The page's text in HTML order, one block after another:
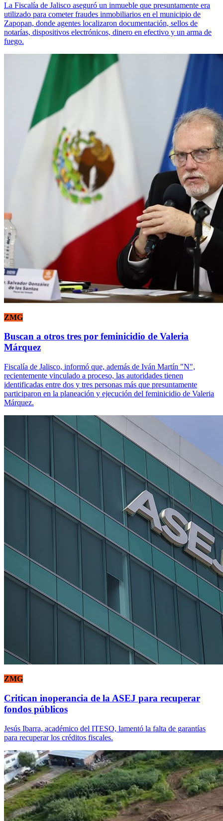
La Fiscalía de Jalisco aseguró un inmueble que presuntamente era
utilizado para cometer fraudes inmobiliarios en el municipio de
Zapopan, donde agentes localizaron documentación, sellos de
notarías, dispositivos electrónicos, dinero en efectivo y un arma de
fuego.
ZMG
Buscan a otros tres por feminicidio de Valeria
Márquez
Fiscalía de Jalisco, informó que, además de Iván Martín "N",
recientemente vinculado a proceso, las autoridades tienen
identificadas entre dos y tres personas más que presuntamente
participaron en la planeación y ejecución del feminicidio de Valeria
Márquez.
ZMG
Critican inoperancia de la ASEJ para recuperar
fondos públicos
Jesús Ibarra, académico del ITESO, lamentó la falta de garantías
para recuperar los créditos fiscales.